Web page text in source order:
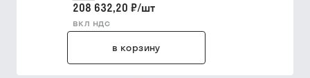
208 632,20 ₽/шт
вкл ндс
в корзину